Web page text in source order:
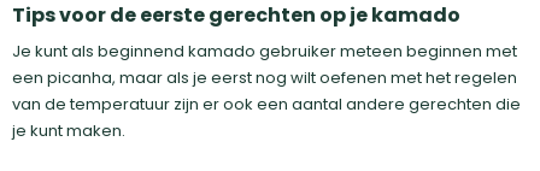
Tips voor de eerste gerechten op je kamado
Je kunt als beginnend kamado gebruiker meteen beginnen met
een picanha, maar als je eerst nog wilt oefenen met het regelen
van de temperatuur zijn er ook een aantal andere gerechten die
je kunt maken.